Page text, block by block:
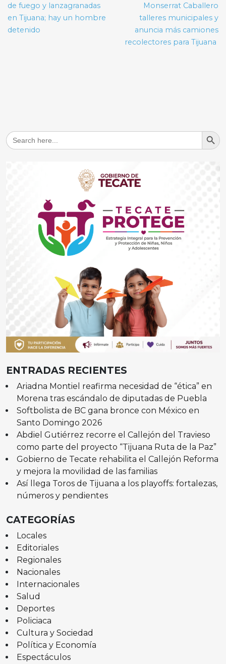
entradas
de fuego y lanzagranadas
en Tijuana; hay un hombre
detenido
Monserrat Caballero
talleres municipales y
anuncia más camiones
recolectores para Tijuana
Search
for:
Search
ENTRADAS RECIENTES
Ariadna Montiel reafirma necesidad de “ética” en
Morena tras escándalo de diputadas de Puebla
Softbolista de BC gana bronce con México en
Santo Domingo 2026
Abdiel Gutiérrez recorre el Callejón del Travieso
como parte del proyecto “Tijuana Ruta de la Paz”
Gobierno de Tecate rehabilita el Callejón Reforma
y mejora la movilidad de las familias
Así llega Toros de Tijuana a los playoffs: fortalezas,
números y pendientes
CATEGORÍAS
Locales
Editoriales
Regionales
Nacionales
Internacionales
Salud
Deportes
Policiaca
Cultura y Sociedad
Política y Economía
Espectáculos